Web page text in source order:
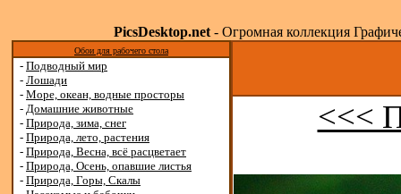
PicsDesktop.net- Огромная коллекция
Обои для рабочего стола
- Подводный мир
- Лошади
- Море, океан, водные просторы
- Домашние животные
- Природа, зима, снег
- Природа, лето, растения
- Природа, Весна, всё расцветает
- Природа, Осень, опавшие листья
- Природа, Горы, Скалы
<<<